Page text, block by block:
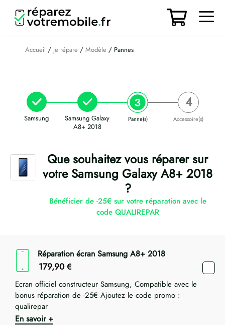
contenu
Accueil / Je répare / Modèle / Pannes
Samsung
Samsung Galaxy
A8+ 2018
Panne(s) Accessoire(s)
Que souhaitez vous réparer sur
votre Samsung Galaxy A8+ 2018
?
Bénéficier de -25€ sur votre réparation avec le
code QUALIREPAR
Réparation écran Samsung A8+ 2018
179,90 €
Ecran officiel constructeur Samsung, Compatible avec le
bonus réparation de -25€ Ajoutez le code promo :
qualirepar
En savoir +